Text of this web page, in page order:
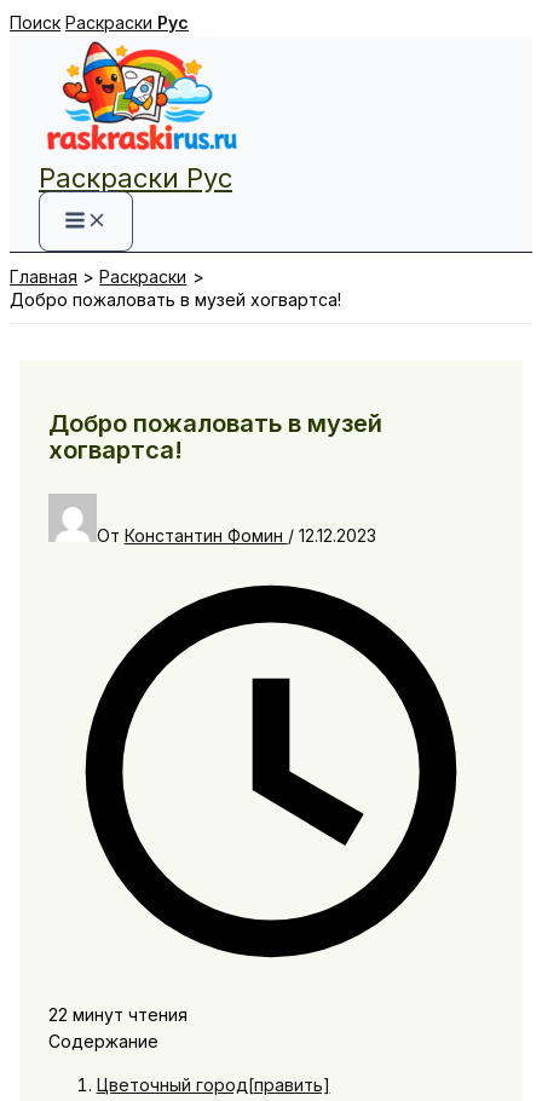
Перейти
содержимому
Поиск Раскраски Рус
Раскраски Рус
Главная
Раскраски
Добро пожаловать в музей хогвартса!
Добро пожаловать в музей
хогвартса!
От Константин Фомин / 12.12.2023
22 минут чтения
Содержание
Цветочный город[править]